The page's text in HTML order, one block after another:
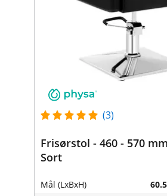
(3)
Frisørstol - 460 - 570
Sort
Mål (LxBxH)